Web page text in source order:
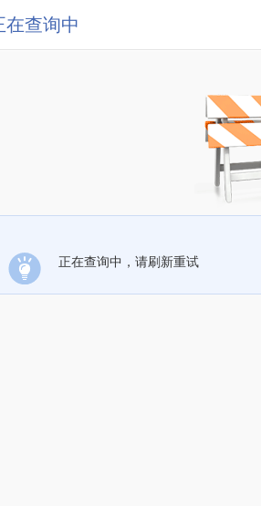
在查询中
正在查询中，请刷新重试